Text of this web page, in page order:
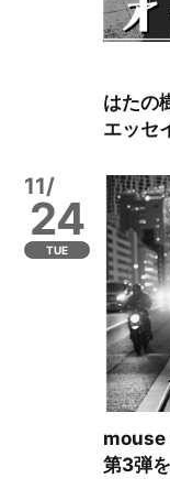
はたの
エッセ
11/
24
TUE
mouse
第3弾